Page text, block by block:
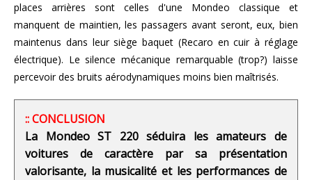
places arrières sont celles d'une Mondeo classique et
manquent de maintien, les passagers avant seront, eux, bien
maintenus dans leur siège baquet (Recaro en cuir à réglage
électrique). Le silence mécanique remarquable (trop?) laisse
percevoir des bruits aérodynamiques moins bien maîtrisés.
:: CONCLUSION
La Mondeo ST 220 séduira les amateurs de
voitures de caractère par sa présentation
valorisante, la musicalité et les performances de